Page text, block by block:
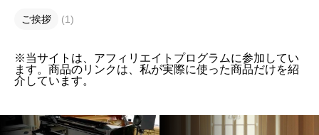
ご挨拶 (1)
※当サイトは、アフィリエイトプログラムに参加してい
ます。商品のリンクは、私が実際に使った商品だけを紹
介しています。